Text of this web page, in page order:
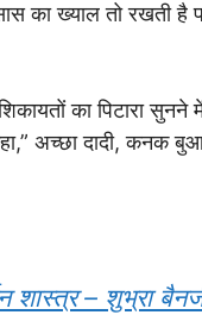
का ख्याल तो रखती है
का पिटारा सुनने
अच्छा दादी, कनक
शास्त्र –